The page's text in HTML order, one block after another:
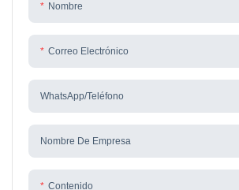
Nombre
Correo Electrónico
WhatsApp/teléfono
Nombre De Empresa
Contenido